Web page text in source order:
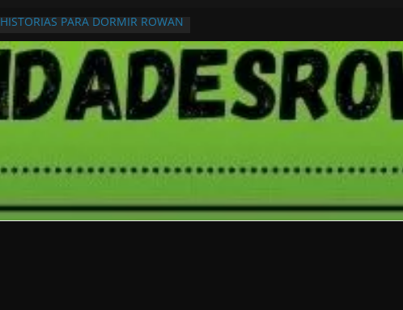
HISTORIAS PARA DORMIR ROWAN